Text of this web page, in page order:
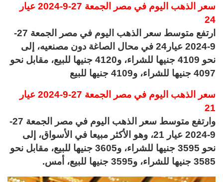
سعر الذهب اليوم في مصر الجمعة 27-9-2024 عيار
24
ارتفع متوسط سعر الذهب اليوم في مصر الجمعة 27-
9-2024 عيار24 في محال الصاغة دون مصنعيه، إلى
نحو 4109 جنيها للشراء، و4120 جنيها للبيع، مقابل نحو
4097 جنيها للشراء، و4109 جنيها للبيع
سعر الذهب اليوم في مصر الجمعة 27-9-2024 عيار
21
وارتفع متوسط سعر الذهب اليوم في مصر الجمعة 27-
9-2024 عيار 21، وهو الأكثر مبيعا في الأسواق، إلى
نحو 3595 جنيها للشراء، و3605 جنيها للبيع، مقابل نحو
3585 جنيها للشراء، و3595 جنيها للبيع، أمس.